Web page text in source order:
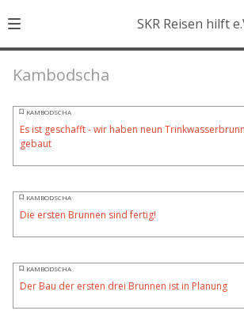
SKR Reisen hilft
Kambodscha
KAMBODSCHA
Es ist geschafft - wir haben neun
gebaut
KAMBODSCHA
Die ersten Brunnen sind fertig!
KAMBODSCHA
Der Bau der ersten drei Brunnen ist in Planung